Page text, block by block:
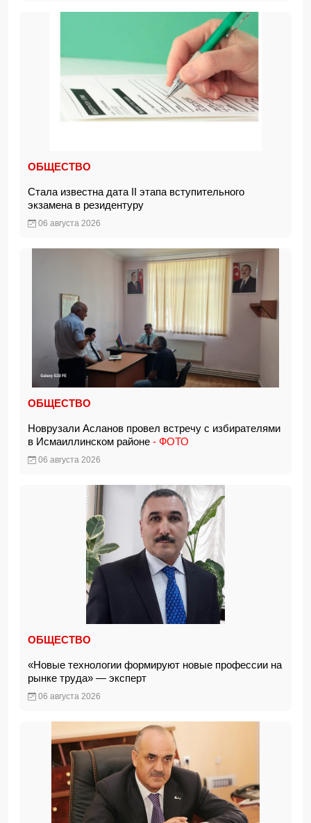
ОБЩЕСТВО
Стала известна дата II этапа вступительного
экзамена в резидентуру
06 августа 2026
ОБЩЕСТВО
Новрузали Асланов провел встречу с избирателями
в Исмаиллинском районе - ФОТО
06 августа 2026
ОБЩЕСТВО
«Новые технологии формируют новые профессии на
рынке труда» — эксперт
06 августа 2026